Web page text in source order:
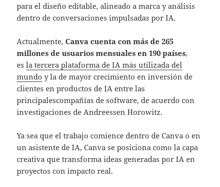
para el diseño editable, alineado a marca y análisis
dentro de conversaciones impulsadas por IA.
Actualmente, Canva cuenta con más de 265
millones de usuarios mensuales en 190 países,
esla tercera plataforma de IA más utilizada del
mundo y la de mayor crecimiento en inversión de
clientes en productos de IA entre las
principalescompañías de software, de acuerdo con
investigaciones de Andreessen Horowitz.
Ya sea que el trabajo comience dentro de Canva o en
un asistente de IA, Canva se posiciona como la capa
creativa que transforma ideas generadas por IA en
proyectos con impacto real.